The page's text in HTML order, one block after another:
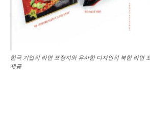
한국 기업의 라면 포장지와 유사한 디자인의 북한 라면
제공